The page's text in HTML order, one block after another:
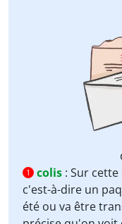
1
colis : Sur cette
c'est-à-dire un
été ou va être